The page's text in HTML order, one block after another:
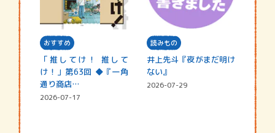
おすすめ
「推してけ！ 推して
け！」第63回 ◆『一角
通り商店…
2026-07-17
読みもの
井上先斗『夜がまだ明け
ない』
2026-07-29